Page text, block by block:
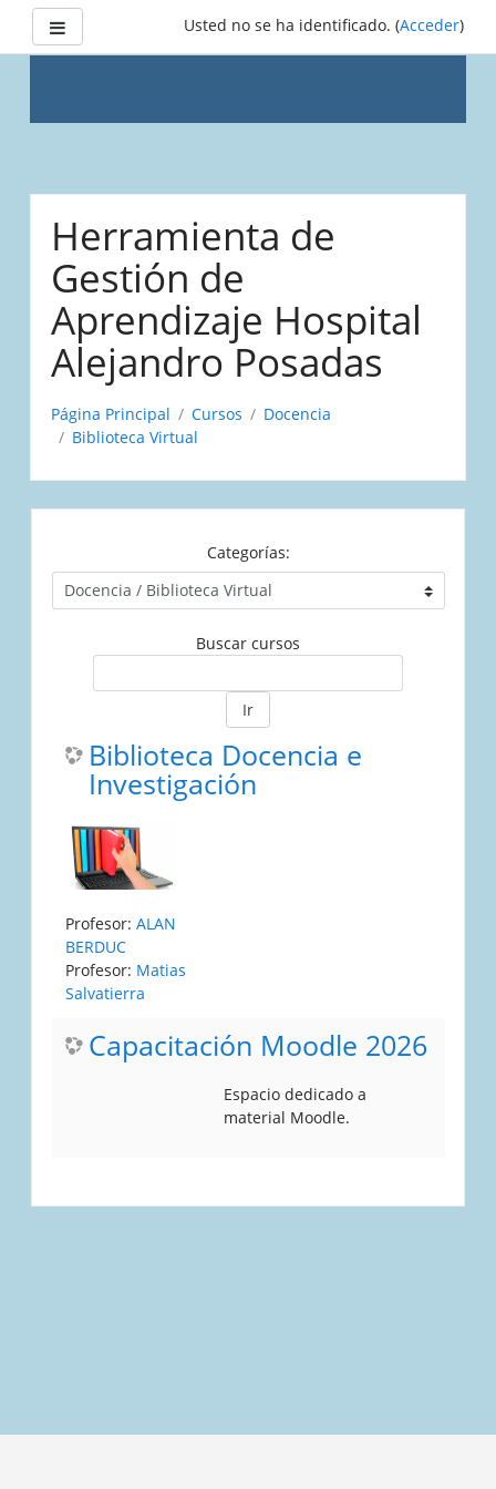
Saltar
contenido
Usted no se ha identificado. (Acceder)
Herramienta de
Gestión de
Aprendizaje Hospital
Alejandro Posadas
Página Principal Cursos
Docencia
Biblioteca Virtual
Categorías:
Buscar cursos
Ir
Biblioteca Docencia e
Investigación
Profesor: ALAN
BERDUC
Profesor: Matias
Salvatierra
Capacitación Moodle 2026
Espacio dedicado a
material Moodle.